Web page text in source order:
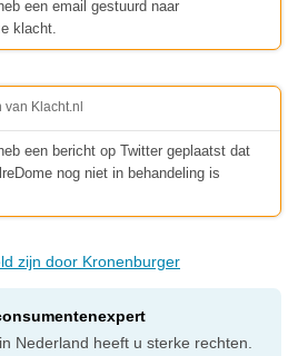
een email gestuurd naar
klacht.
van Klacht.nl
een bericht op Twitter geplaatst dat
nog niet in behandeling is
zijn door Kronenburger
Nederland heeft u sterke rechten.